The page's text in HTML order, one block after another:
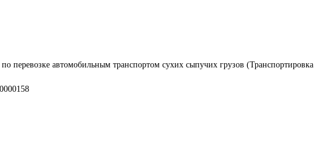
по перевозке автомобильным транспортом сухих сыпучих грузов (Транспортировка